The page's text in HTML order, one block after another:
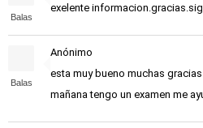
Balas
exelente
Balas
Anónimo
esta muy bueno muchas
mañana tengo un examen me